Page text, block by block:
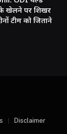
के खेलने पर शिखर
टीम को जिताने
Disclaimer